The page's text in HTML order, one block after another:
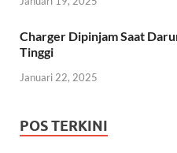
Charger Dipinjam Saat
Tinggi
Januari 22, 2025
POS TERKINI